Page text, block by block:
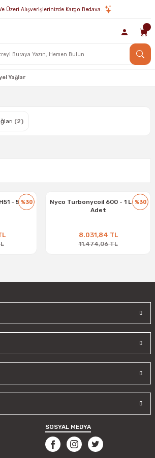
Üzeri Alışverişlerinizde Kargo Bedava.
Yağlar
(2)
%30
- 5 Lt x
%30
Nyco Turbonycoil 600 - 1 L x 24
Adet
8.031,84 TL
11.474,06 TL
SOSYAL MEDYA